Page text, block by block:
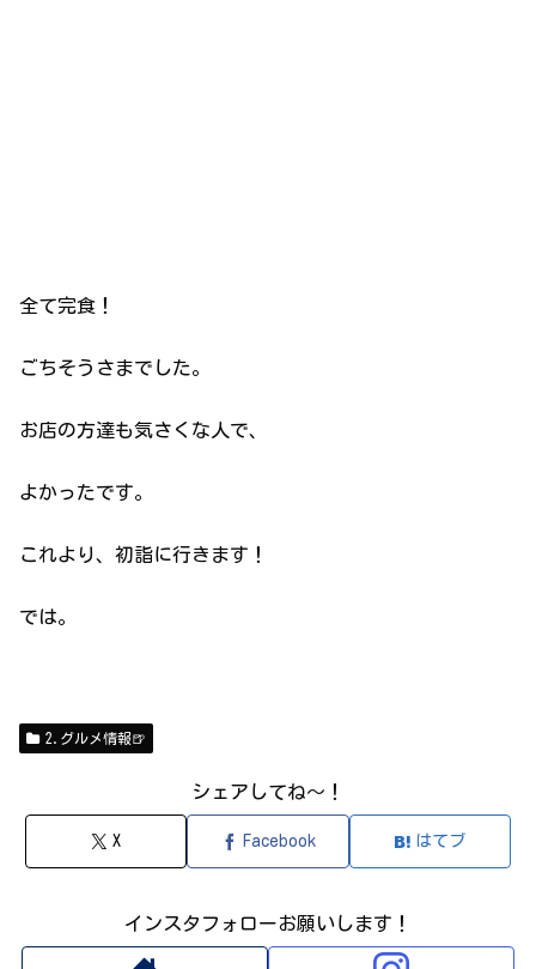
全て完食！
ごちそうさまでした。
お店の方達も気さくな人で、
よかったです。
これより、初詣に行きます！
では。
2.グルメ情報🍺
シェアしてね～！
X Facebook はてブ
インスタフォローお願いします！